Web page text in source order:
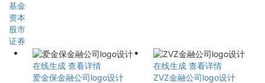
基金
资本
股市
证券
在线生成 查看详情
爱金保金融公司logo设计
在线生成 查看详情
ZVZ金融公司logo设计